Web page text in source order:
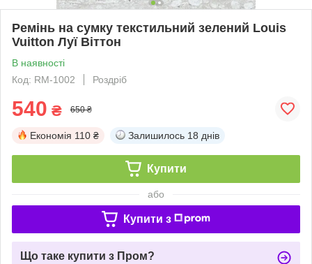
Ремінь на сумку текстильний зелений Louis
Vuitton Луї Віттон
В наявності
Код: RM-1002
Роздріб
540 ₴ 650 ₴
Економія 110 ₴ Залишилось 18 днів
Купити
або
Купити з
Що таке купити з Пром?